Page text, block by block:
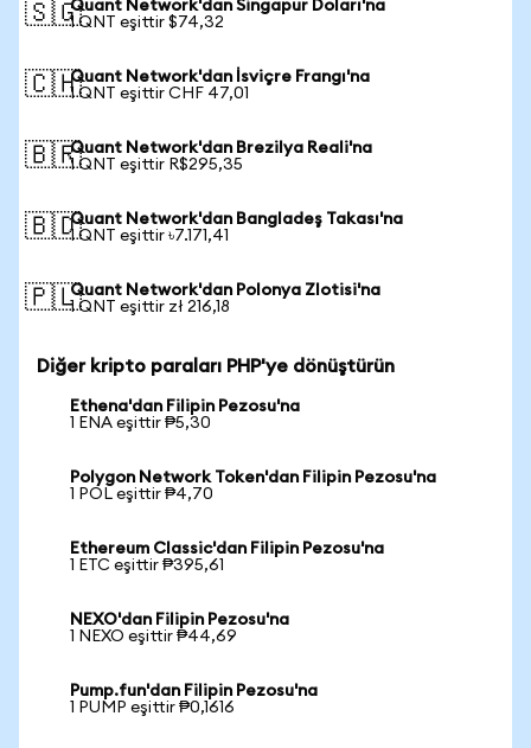
🇸🇬Quant Network'dan Singapur Doları'na
1 QNT eşittir $74,32
🇨🇭Quant Network'dan İsviçre Frangı'na
1 QNT eşittir CHF 47,01
🇧🇷Quant Network'dan Brezilya Reali'na
1 QNT eşittir R$295,35
🇧🇩Quant Network'dan Bangladeş Takası'na
1 QNT eşittir ৳7.171,41
🇵🇱Quant Network'dan Polonya Zlotisi'na
1 QNT eşittir zł 216,18
Diğer kripto paraları PHP'ye dönüştürün
Ethena'dan Filipin Pezosu'na
1 ENA eşittir ₱5,30
Polygon Network Token'dan Filipin Pezosu'na
1 POL eşittir ₱4,70
Ethereum Classic'dan Filipin Pezosu'na
1 ETC eşittir ₱395,61
NEXO'dan Filipin Pezosu'na
1 NEXO eşittir ₱44,69
Pump.fun'dan Filipin Pezosu'na
1 PUMP eşittir ₱0,1616